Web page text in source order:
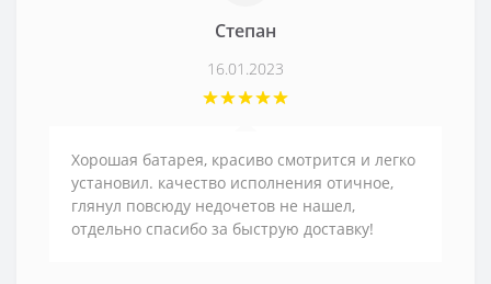
Степан
16.01.2023
Хорошая батарея, красиво смотрится и легко
установил. качество исполнения отичное,
глянул повсюду недочетов не нашел,
отдельно спасибо за быструю доставку!